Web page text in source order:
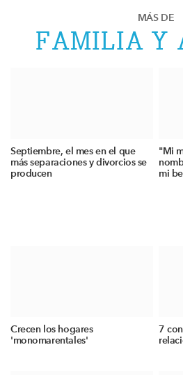
MÁS DE
FAMILIA Y
Septiembre, el mes en el que
más separaciones y divorcios se
producen
"Mi
mi
Crecen los hogares
'monomarentales'
7